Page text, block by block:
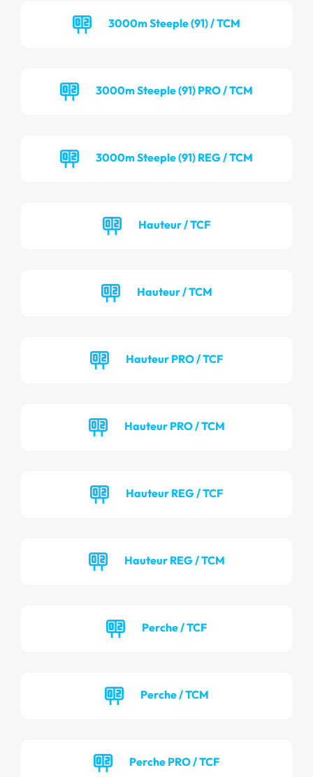
3000m Steeple (91) / TCM
3000m Steeple (91) PRO / TCM
3000m Steeple (91) REG / TCM
Hauteur / TCF
Hauteur / TCM
Hauteur PRO / TCF
Hauteur PRO / TCM
Hauteur REG / TCF
Hauteur REG / TCM
Perche / TCF
Perche / TCM
Perche PRO / TCF